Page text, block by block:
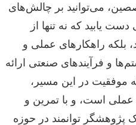
می‌توانید بر چالش‌های
یابید که نه تنها از
بلکه راهکارهای عملی و
و فرآیندهای صنعتی ارائه
موفقیت در این مسیر،
است، و با تمرین و
پژوهشگر توانمند در حوزه